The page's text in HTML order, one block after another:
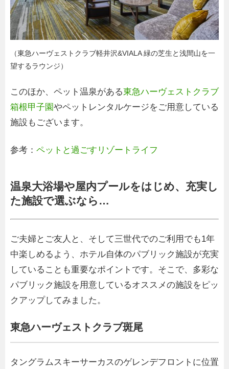
（東急ハーヴェストクラブ軽井沢&VIALA 緑の芝生と浅間山を一
望するラウンジ）
このほか、ペット温泉がある東急ハーヴェストクラブ
箱根甲子園やペットレンタルケージをご用意している
施設もございます。
参考： ペットと過ごすリゾートライフ
温泉大浴場や屋内プールをはじめ、充実し
た施設で選ぶなら…
ご夫婦とご友人と、そして三世代でのご利用でも1年
中楽しめるよう、ホテル自体のパブリック施設が充実
していることも重要なポイントです。そこで、多彩な
パブリック施設を用意しているオススメの施設をピッ
クアップしてみました。
東急ハーヴェストクラブ斑尾
タングラムスキーサーカスのゲレンデフロントに位置